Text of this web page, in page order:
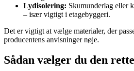
Lydisolering: Skumunderlag eller
– især vigtigt i etagebyggeri.
Det er vigtigt at vælge materialer, der
producentens anvisninger nøje.
Sådan vælger du den